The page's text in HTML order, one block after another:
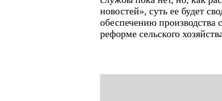
новостей», суть ее будет
обеспечению производства
реформе сельского